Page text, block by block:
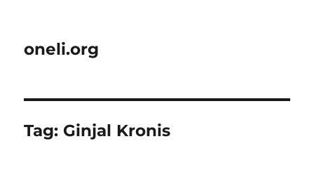
oneli.org
Tag: Ginjal Kronis